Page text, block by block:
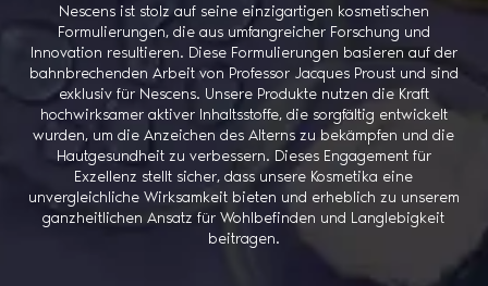
Nescens ist stolz auf seine einzigartigen kosmetischen
Formulierungen, die aus umfangreicher Forschung und
Innovation resultieren. Diese Formulierungen basieren auf der
bahnbrechenden Arbeit von Professor Jacques Proust und sind
exklusiv für Nescens. Unsere Produkte nutzen die Kraft
hochwirksamer aktiver Inhaltsstoffe, die sorgfältig entwickelt
wurden, um die Anzeichen des Alterns zu bekämpfen und die
Hautgesundheit zu verbessern. Dieses Engagement für
Exzellenz stellt sicher, dass unsere Kosmetika eine
unvergleichliche Wirksamkeit bieten und erheblich zu unserem
ganzheitlichen Ansatz für Wohlbefinden und Langlebigkeit
beitragen.